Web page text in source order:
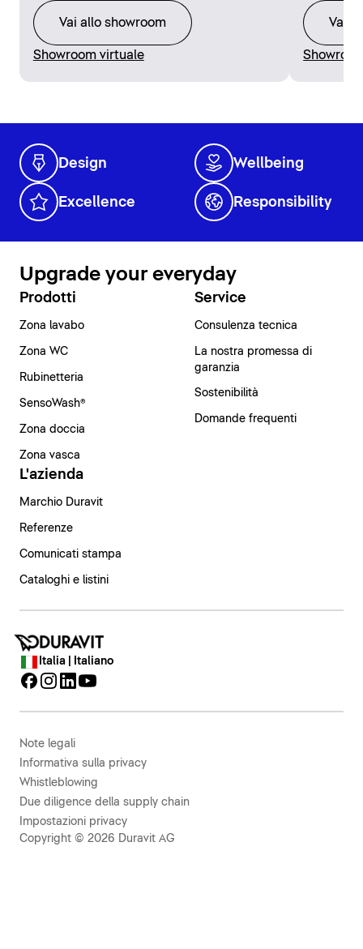
Vai allo showroom
Showroom virtuale
Vai
Design Wellbeing
Excellence Responsibility
Upgrade your everyday
Prodotti
Zona lavabo
Zona WC
Rubinetteria
SensoWash®
Zona doccia
Zona vasca
Service
Consulenza tecnica
La nostra promessa di
garanzia
Sostenibilità
Domande frequenti
L'azienda
Marchio Duravit
Referenze
Comunicati stampa
Cataloghi e listini
Italia | Italiano
Note legali
Informativa sulla privacy
Whistleblowing
Due diligence della supply chain
Impostazioni privacy
Copyright © 2026 Duravit AG